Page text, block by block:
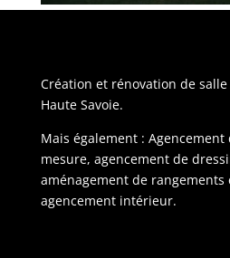
Création et rénovation de
Haute Savoie.
Mais également :
mesure, agencement de
aménagement de rangements
agencement intérieur.